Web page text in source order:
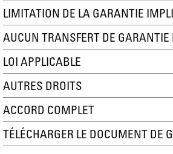
LIMITATION DE LA GARANTIE
AUCUN TRANSFERT DE GARANTIE
LOI APPLICABLE
AUTRES DROITS
ACCORD COMPLET
TÉLÉCHARGER LE DOCUMENT DE